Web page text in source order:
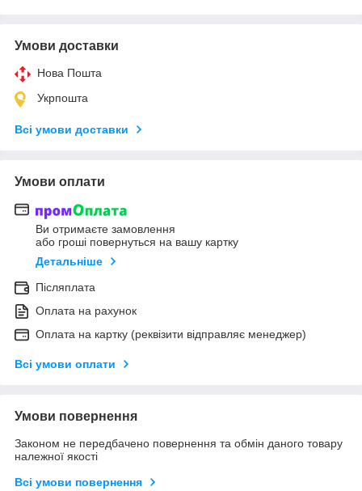
Умови доставки
Нова Пошта
Укрпошта
Всі умови доставки
Умови оплати
Ви отримаєте замовлення
або гроші повернуться на вашу картку
Детальніше
Післяплата
Оплата на рахунок
Оплата на картку (реквізити відправляє менеджер)
Всі умови оплати
Умови повернення
Законом не передбачено повернення та обмін даного товару
належної якості
Всі умови повернення